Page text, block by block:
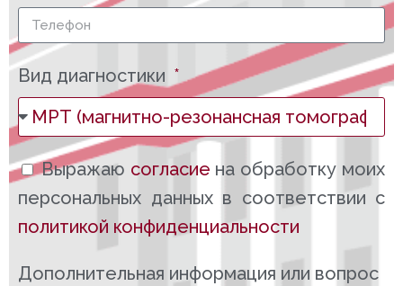
Вид диагностики
Выражаю согласие на обработку моих
персональных данных в соответствии с
политикой конфиденциальности
Дополнительная информация или вопрос